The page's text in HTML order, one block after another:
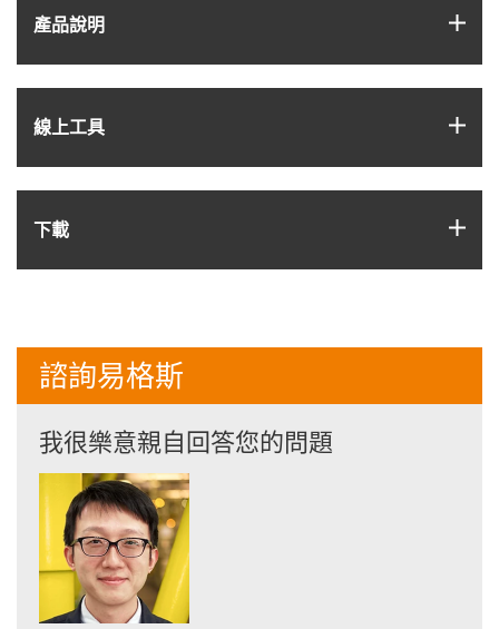
產品說明
線上工具
下載
諮詢易格斯
我很樂意親自回答您的問題